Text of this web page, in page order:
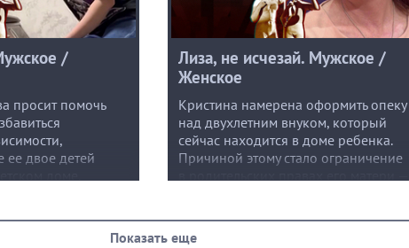
/
просит помочь
ее двое детей
Лиза, не исчезай. Мужское /
Женское
Кристина намерена оформить опеку
над двухлетним внуком, который
сейчас находится в доме ребенка.
Причиной этому стало ограничение
Показать еще